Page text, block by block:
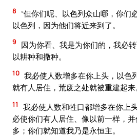
8
“但你们呢、以色列众山哪，你们
以色列，因为他们将近来到了。
9
因为你看、我是为你们的，我必
以耕种和撒种。
10 我必使人数增多在你上头，以色
就有人居住，荒废之处就被重建起来
11
我必使人数和牲口都增多在你上
必使你们有人居住、像以前一样，
多；你们就知道我乃是永恒主。